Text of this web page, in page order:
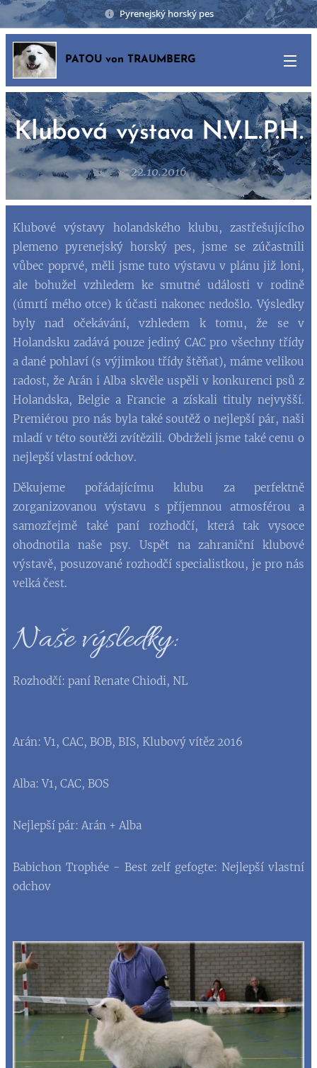
Pyrenejský horský pes
PATOU von TRAUMBERG
KlubovávýstavaN.V.L.P.H.
22.10.2016
Klubové výstavy holandského klubu, zastřešujícího
plemeno pyrenejský horský pes, jsme se zúčastnili
vůbec poprvé, měli jsme tuto výstavu v plánu již loni,
ale bohužel vzhledem ke smutné události v rodině
(úmrtí mého otce) k účasti nakonec nedošlo. Výsledky
byly nad očekávání, vzhledem k tomu, že se v
Holandsku zadává pouze jediný CAC pro všechny třídy
a dané pohlaví (s výjimkou třídy štěňat), máme velikou
radost, že Arán i Alba skvěle uspěli v konkurenci psů z
Holandska, Belgie a Francie a získali tituly nejvyšší.
Premiérou pro nás byla také soutěž o nejlepší pár, naši
mladí v této soutěži zvítězili. Obdrželi jsme také cenu o
nejlepší vlastní odchov.
Děkujeme pořádajícímu klubu za perfektně
zorganizovanou výstavu s příjemnou atmosférou a
samozřejmě také paní rozhodčí, která tak vysoce
ohodnotila naše psy. Uspět na zahraniční klubové
výstavě, posuzované rozhodčí specialistkou, je pro nás
velká čest.
Naše výsledky:
Rozhodčí: paní Renate Chiodi, NL
Arán: V1, CAC, BOB, BIS, Klubový vítěz 2016
Alba: V1, CAC, BOS
Nejlepší pár: Arán + Alba
Babichon Trophée - Best zelf gefogte: Nejlepší vlastní
odchov